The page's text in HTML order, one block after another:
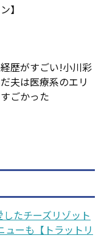
】
歴がすごい!小川彩
夫は医療系のエリ
ごかった
たチーズリゾット
ューも【トラットリ